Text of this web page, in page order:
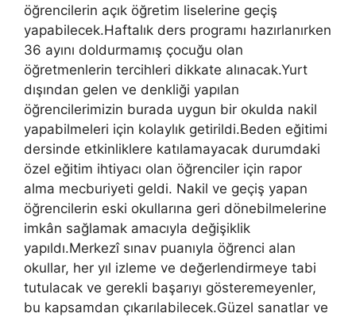
öğrencilerin açık öğretim liselerine geçiş
yapabilecek.Haftalık ders programı hazırlanırken
36 ayını doldurmamış çocuğu olan
öğretmenlerin tercihleri dikkate alınacak.Yurt
dışından gelen ve denkliği yapılan
öğrencilerimizin burada uygun bir okulda nakil
yapabilmeleri için kolaylık getirildi.Beden eğitimi
dersinde etkinliklere katılamayacak durumdaki
özel eğitim ihtiyacı olan öğrenciler için rapor
alma mecburiyeti geldi. Nakil ve geçiş yapan
öğrencilerin eski okullarına geri dönebilmelerine
imkân sağlamak amacıyla değişiklik
yapıldı.Merkezî sınav puanıyla öğrenci alan
okullar, her yıl izleme ve değerlendirmeye tabi
tutulacak ve gerekli başarıyı gösteremeyenler,
bu kapsamdan çıkarılabilecek.Güzel sanatlar ve